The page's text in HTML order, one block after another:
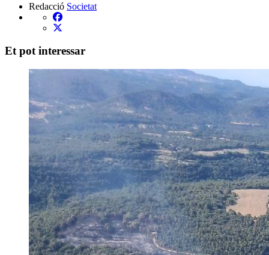
Redacció Societat
Et pot interessar